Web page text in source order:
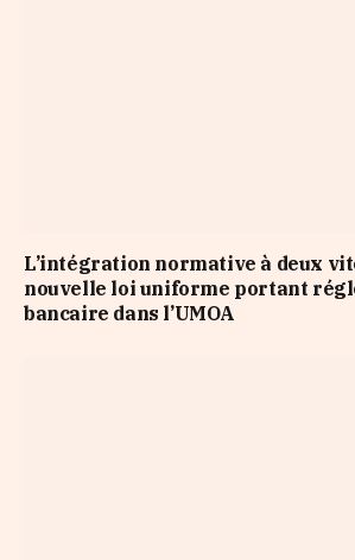
L’intégration normative à deux
nouvelle loi uniforme portant
bancaire dans l’UMOA